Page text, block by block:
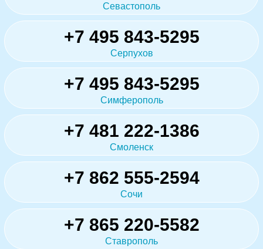
Севастополь
+7 495 843-5295
Серпухов
+7 495 843-5295
Симферополь
+7 481 222-1386
Смоленск
+7 862 555-2594
Сочи
+7 865 220-5582
Ставрополь